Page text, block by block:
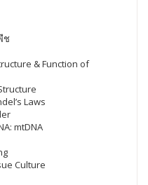
ช
& Function of
Laws
mtDNA
Culture